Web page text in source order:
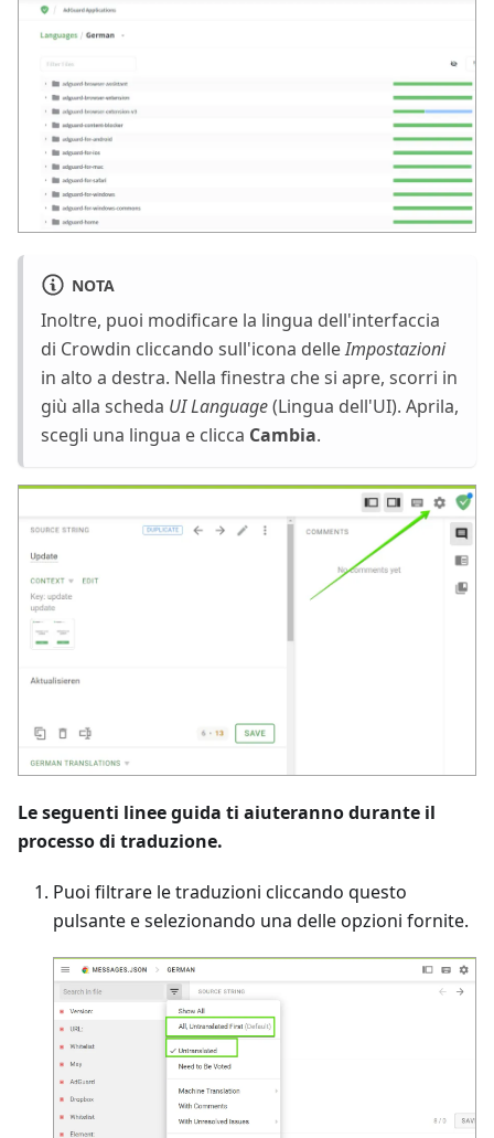
NOTA
Inoltre, puoi modificare la lingua dell'interfaccia
di Crowdin cliccando sull'icona delleImpostazioni
in alto a destra. Nella finestra che si apre, scorri in
giù alla scheda UI Language(Lingua dell'UI). Aprila,
scegli una lingua e clicca Cambia.
Le seguenti linee guida ti aiuteranno durante il
processo di traduzione.
Puoi filtrare le traduzioni cliccando questo
pulsante e selezionando una delle opzioni fornite.